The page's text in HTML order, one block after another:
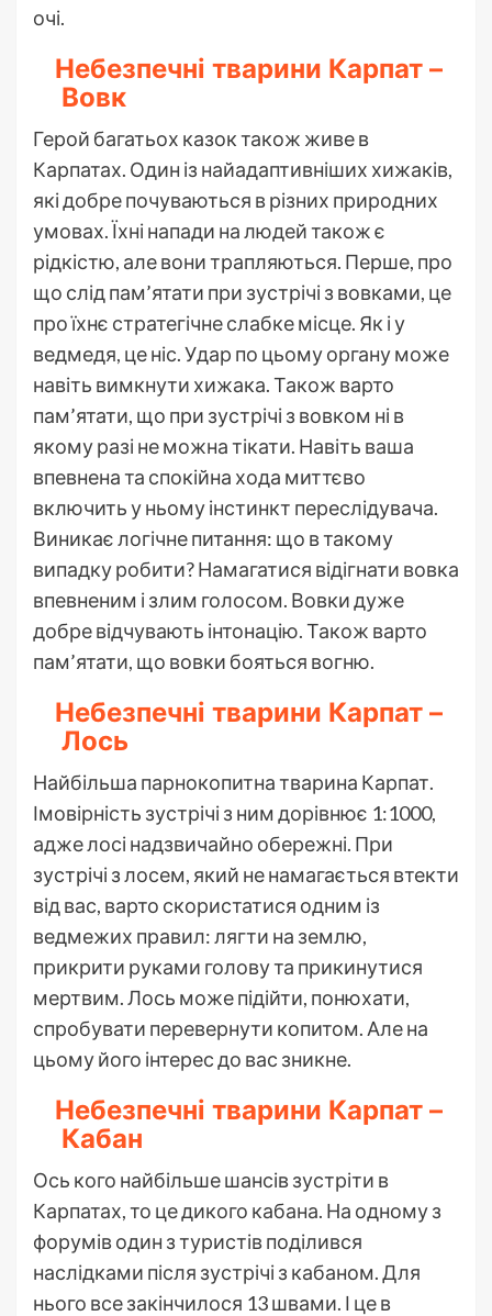
очі.
Небезпечні тварини Карпат –
Вовк
Герой багатьох казок також живе в
Карпатах. Один із найадаптивніших хижаків,
які добре почуваються в різних природних
умовах. Їхні напади на людей також є
рідкістю, але вони трапляються. Перше, про
що слід пам’ятати при зустрічі з вовками, це
про їхнє стратегічне слабке місце. Як і у
ведмедя, це ніс. Удар по цьому органу може
навіть вимкнути хижака. Також варто
пам’ятати, що при зустрічі з вовком ні в
якому разі не можна тікати. Навіть ваша
впевнена та спокійна хода миттєво
включить у ньому інстинкт переслідувача.
Виникає логічне питання: що в такому
випадку робити? Намагатися відігнати вовка
впевненим і злим голосом. Вовки дуже
добре відчувають інтонацію. Також варто
пам’ятати, що вовки бояться вогню.
Небезпечні тварини Карпат –
Лось
Найбільша парнокопитна тварина Карпат.
Імовірність зустрічі з ним дорівнює 1:1000,
адже лосі надзвичайно обережні. При
зустрічі з лосем, який не намагається втекти
від вас, варто скористатися одним із
ведмежих правил: лягти на землю,
прикрити руками голову та прикинутися
мертвим. Лось може підійти, понюхати,
спробувати перевернути копитом. Але на
цьому його інтерес до вас зникне.
Небезпечні тварини Карпат –
Кабан
Ось кого найбільше шансів зустріти в
Карпатах, то це дикого кабана. На одному з
форумів один з туристів поділився
наслідками після зустрічі з кабаном. Для
нього все закінчилося 13 швами. І це в